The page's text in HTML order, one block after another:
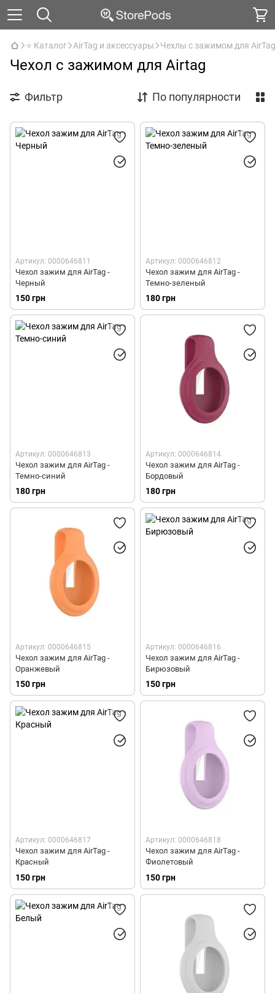
⭐ Каталог AirTag и аксессуары Чехлы с зажимом для AirTag
Чехол с зажимом для Airtag
Фильтр По популярности
Артикул: 0000646811
Чехол зажим для AirTag -
Черный
150 грн
Артикул: 0000646812
Чехол зажим для AirTag -
Темно-зеленый
180 грн
Артикул: 0000646813
Чехол зажим для AirTag -
Темно-синий
180 грн
Артикул: 0000646814
Чехол зажим для AirTag -
Бордовый
180 грн
Артикул: 0000646815
Чехол зажим для AirTag -
Оранжевый
150 грн
Артикул: 0000646816
Чехол зажим для AirTag -
Бирюзовый
150 грн
Артикул: 0000646817
Чехол зажим для AirTag -
Красный
150 грн
Артикул: 0000646818
Чехол зажим для AirTag -
Фиолетовый
150 грн